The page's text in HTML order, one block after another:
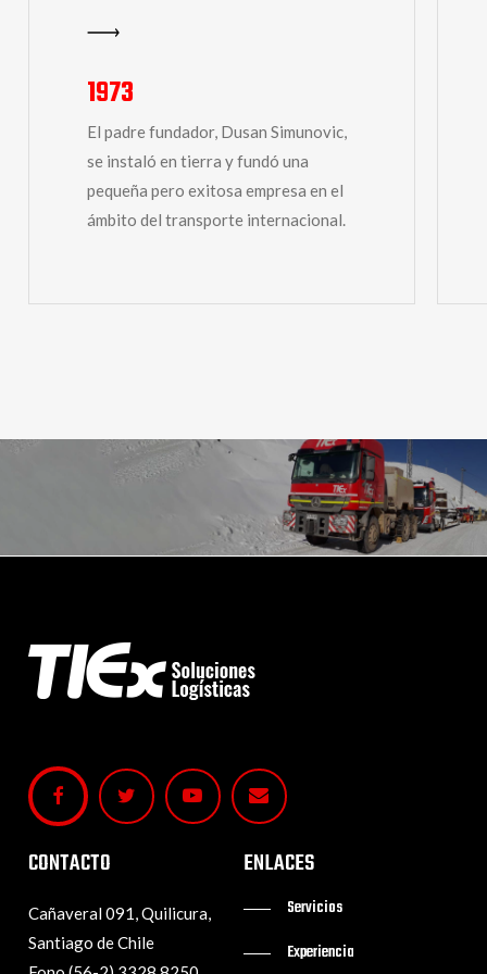
1973
El padre fundador, Dusan Simunovic,
se instaló en tierra y fundó una
pequeña pero exitosa empresa en el
ámbito del transporte internacional.
CONTACTO
Cañaveral 091, Quilicura,
Santiago de Chile
ENLACES
Servicios
Experiencia